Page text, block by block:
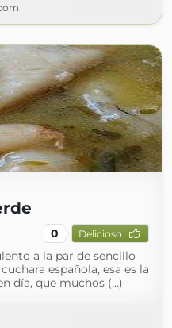
0 Delicioso
a la par de sencillo
española, esa es la
día, que muchos (...)